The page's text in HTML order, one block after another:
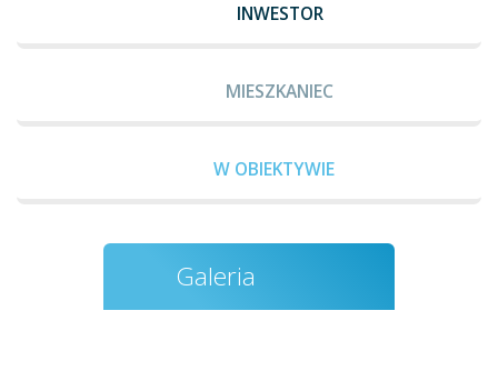
INWESTOR
MIESZKANIEC
W OBIEKTYWIE
Galeria